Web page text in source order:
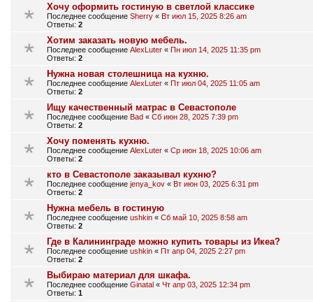
Хочу оформить гостиную в светлой классике
Последнее сообщение Sherry « Вт июл 15, 2025 8:26 am
Ответы: 2
Хотим заказать новую мебель.
Последнее сообщение AlexLuter « Пн июл 14, 2025 11:35 pm
Ответы: 2
Нужна новая столешница на кухню.
Последнее сообщение AlexLuter « Пт июл 04, 2025 11:05 am
Ответы: 2
Ищу качественный матрас в Севастополе
Последнее сообщение Bad « Сб июн 28, 2025 7:39 pm
Ответы: 2
Хочу поменять кухню.
Последнее сообщение AlexLuter « Ср июн 18, 2025 10:06 am
Ответы: 2
кто в Севастополе заказывал кухню?
Последнее сообщение jenya_kov « Вт июн 03, 2025 6:31 pm
Ответы: 2
Нужна мебель в гостиную
Последнее сообщение ushkin « Сб май 10, 2025 8:58 am
Ответы: 2
Где в Калининграде можно купить товары из Икеа?
Последнее сообщение ushkin « Пт апр 04, 2025 2:27 pm
Ответы: 2
Выбираю материал для шкафа.
Последнее сообщение Ginatal « Чт апр 03, 2025 12:34 pm
Ответы: 1